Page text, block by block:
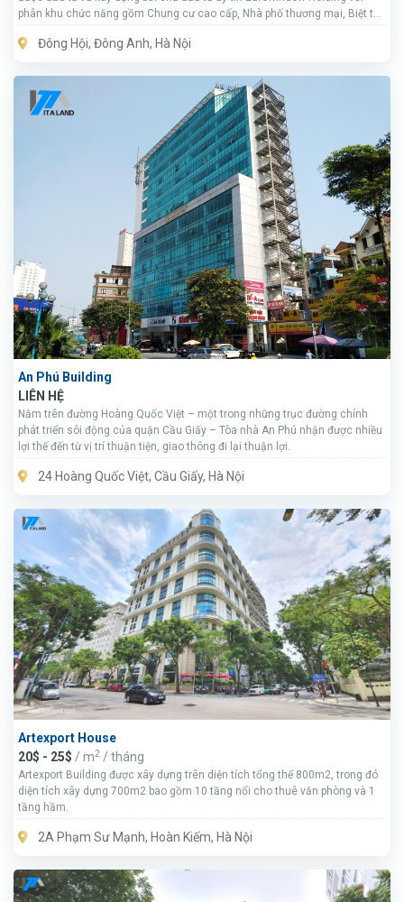
phân khu chức năng gồm Chung cư cao cấp, Nhà phố thương mại, Biệt thự
Đông Hội, Đông Anh, Hà Nội
An Phú Building
LIÊN HỆ
Nằm trên đường Hoàng Quốc Việt – một trong những trục đường chính
phát triển sôi động của quận Cầu Giấy – Tòa nhà An Phú nhận được nhiều
lợi thế đến từ vị trí thuận tiện, giao thông đi lại thuận lợi.
24 Hoàng Quốc Việt, Cầu Giấy, Hà Nội
Artexport House
20$ - 25$ / m2 / tháng
Artexport Building được xây dựng trên diện tích tổng thể 800m2, trong đó
diện tích xây dựng 700m2 bao gồm 10 tầng nổi cho thuê văn phòng và 1
tầng hầm.
2A Phạm Sư Mạnh, Hoàn Kiếm, Hà Nội